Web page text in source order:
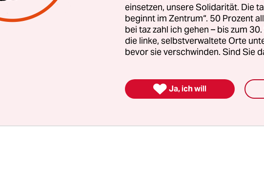
schwerste Probe seit Frühjahr 2020 gestellt.Unzählige
sind bereits abgeriegelt
, überall im Land werden wieder
Quarantänecamps und Covid-Spitäler errichtet.
einsetzen, unsere Solidarität. Die
beginnt im Zentrum“. 50 Prozent
bei taz zahl ich gehen – bis zum
die linke, selbstverwaltete Orte
bevor sie verschwinden. Sind Sie
 Ja, ich will